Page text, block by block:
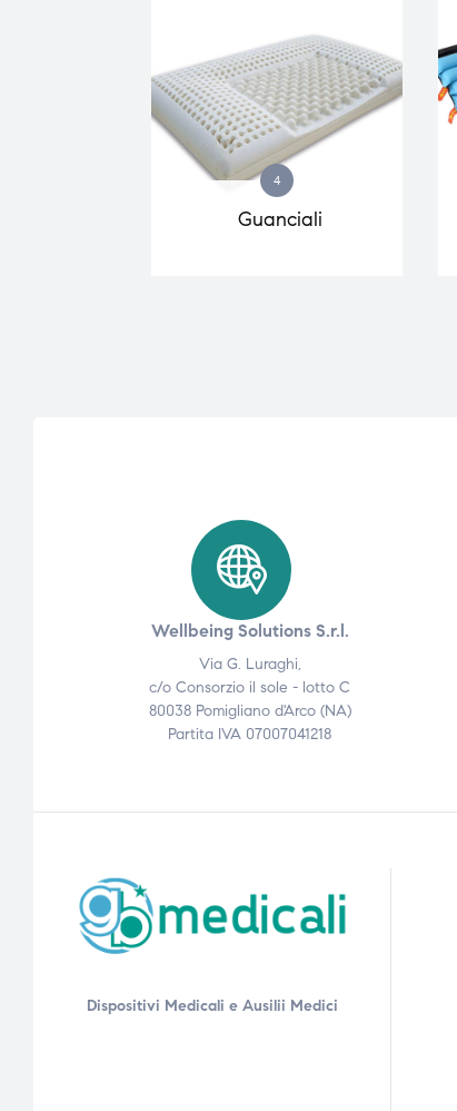
Guanciali
4
Wellbeing Solutions S.r.l.
Via G. Luraghi,
c/o Consorzio il sole - lotto C
80038 Pomigliano d'Arco (NA)
Partita IVA 07007041218
Dispositivi Medicali e Ausilii Medici